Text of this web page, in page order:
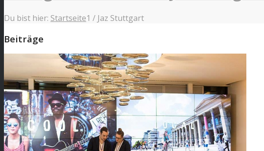
Du bist hier: Startseite1 / Jaz Stuttgart
Beiträge